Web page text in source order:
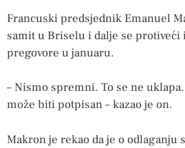
Francuski predsjednik Emanuel
samit u Briselu i dalje se protiveći
pregovore u januaru.
– Nismo spremni. To se ne
može biti potpisan – kazao je on.
Makron je rekao da je o odlaganju